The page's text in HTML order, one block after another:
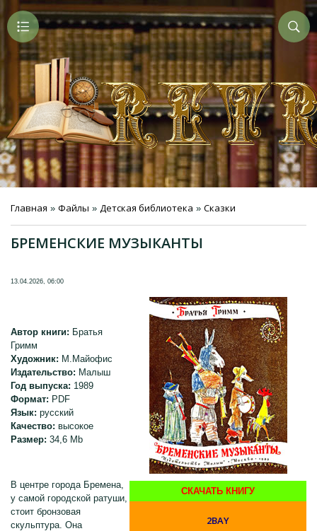
Главная » Файлы » Детская библиотека » Сказки
БРЕМЕНСКИЕ МУЗЫКАНТЫ
13.04.2026, 06:00
СКАЧАТЬ КНИГУ
2BAY
Автор книги: Братья
Гримм
Художник: М.Майофис
Издательство: Малыш
Год выпуска: 1989
Формат: PDF
Язык: русский
Качество: высокое
Размер: 34,6 Mb
В центре города Бремена,
у самой городской ратуши,
стоит бронзовая
скульптура. Она